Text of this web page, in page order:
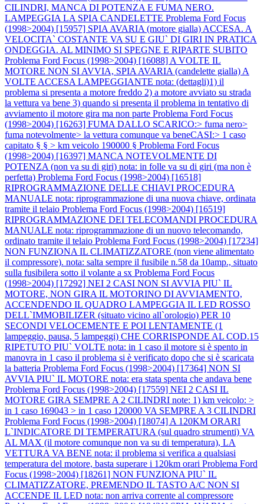
CILINDRI, MANCA DI POTENZA E FUMA NERO.
LAMPEGGIA LA SPIA CANDELETTE Problema Ford Focus
(1998>2004) [15957] SPIA AVARIA (motore gialla) ACCESA. A
VELOCITA` COSTANTE VA SU E GIU` DI GIRI IN PRATICA
ONDEGGIA. AL MINIMO SI SPEGNE E RIPARTE SUBITO
Problema Ford Focus (1998>2004) [16088] A VOLTE IL
MOTORE NON SI AVVIA, SPIA AVARIA (candelette gialla) A
VOLTE ACCESA LAMPEGGIANTE nota: (dettagli)1) il
problema si presenta a motore freddo 2) a motore avviato su strada
la vettura va bene 3) quando si presenta il problema in tentativo di
avviamento il motore gira ma non parte Problema Ford Focus
(1998>2004) [16263] FUMA DALLO SCARICO:> fuma nero>
fuma notevolmente> la vettura comunque va beneCASI:> 1 caso
capitato § § > km veicolo 190000 § Problema Ford Focus
(1998>2004) [16397] MANCA NOTEVOLMENTE DI
POTENZA (non va su di giri) nota: in folle va su di giri (ma non è
perfetta) Problema Ford Focus (1998>2004) [16518]
RIPROGRAMMAZIONE DELLE CHIAVI PROCEDURA
MANUALE nota: riprogrammazione di una nuova chiave, ordinata
tramite il telaio Problema Ford Focus (1998>2004) [16519]
RIPROGRAMMAZIONE DEI TELECOMANDI PROCEDURA
MANUALE nota: riprogrammazione di un nuovo telecomando,
ordinato tramite il telaio Problema Ford Focus (1998>2004) [17234]
NON FUNZIONA IL CLIMATIZZATORE (non viene alimentato
il compressore). nota: salta sempre il fusibile n.58 da 10amp., situato
sulla fusibilera sotto il volante a sx Problema Ford Focus
(1998>2004) [17292] NEI 2 CASI NON SI AVVIA PIU` IL
MOTORE, NON GIRA IL MOTORINO DI AVVIAMENTO,
ACCENDENDO IL QUADRO LAMPEGGIA IL LED ROSSO
DELL`IMMOBILIZER (situato vicino all`orologio) PER 10
SECONDI VELOCEMENTE E POI LENTAMENTE (1
lampeggio, pausa, 5 lampeggi) CHE CORRISPONDE AL COD.15
RIPETUTO PIU` VOLTE nota: in 1 caso il motore si è spento in
manovra in 1 caso il problema si è verificato dopo che si è scaricata
la batteria Problema Ford Focus (1998>2004) [17364] NON SI
AVVIA PIU` IL MOTORE nota: era stata spenta che andava bene
Problema Ford Focus (1998>2004) [17559] NEI 2 CASI IL
MOTORE GIRA SEMPRE A 2 CILINDRI note: 1) km veicolo: >
in 1 caso 169043 > in 1 caso 120000 VA SEMPRE A 3 CILINDRI
Problema Ford Focus (1998>2004) [18074] A 120KM ORARI
L`INDICATORE DI TEMPERATURA (sul quadro strumenti) VA
AL MAX (il motore comunque non va su di temperatura), LA
VETTURA VA BENE nota: il problema si verifica a qualsiasi
temperatura del motore, basta superare i 120km orari Problema Ford
Focus (1998>2004) [18261] NON FUNZIONA PIU` IL
CLIMATIZZATORE, PREMENDO IL TASTO A/C NON SI
ACCENDE IL LED nota: non arriva corrente al compressore